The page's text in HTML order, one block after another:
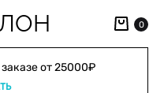
0
от 25000₽